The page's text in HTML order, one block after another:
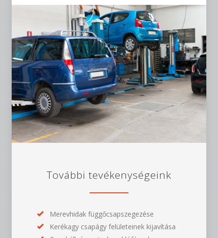
További tevékenységeink
Merevhidak függőcsapszegezése
Kerékagy csapágy felületeinek kijavítása